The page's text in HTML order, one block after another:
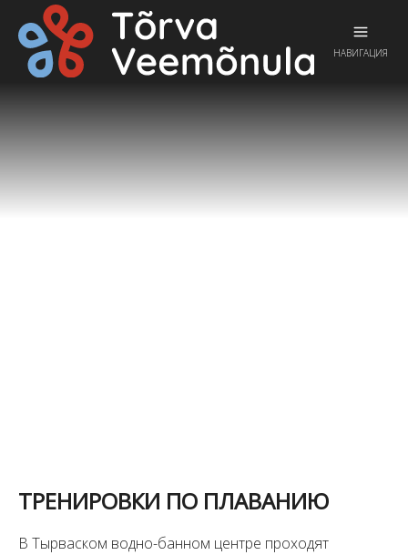
НАВИГАЦИЯ
ТРЕНИРОВКИ ПО ПЛАВАНИЮ
В Тырваском водно-банном центре проходят